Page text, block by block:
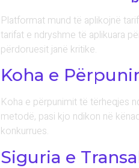
Platformat mund të aplikojnë
tarifat e ndryshme të aplikuara
përdoruesit janë kritike.
Koha e
Koha e përpunimit të tërheqjes
metodë, pasi kjo ndikon në
konkurrues.
Siguria e